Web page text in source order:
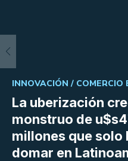
La uberización
monstruo de
millones que solo
domar en
INNOVACIÓN / COMERCIO